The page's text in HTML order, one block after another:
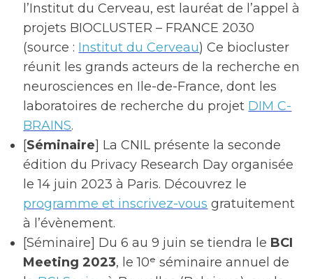
l’Institut du Cerveau, est lauréat de l’appel à
projets BIOCLUSTER – FRANCE 2030
(source : Institut du Cerveau) Ce biocluster
réunit les grands acteurs de la recherche en
neurosciences en Ile-de-France, dont les
laboratoires de recherche du projet DIM C-
BRAINS.
[Séminaire] La CNIL présente la seconde
édition du Privacy Research Day organisée
le 14 juin 2023 à Paris. Découvrez le
programme et inscrivez-vous gratuitement
à l’évènement.
[Séminaire] Du 6 au 9 juin se tiendra le BCI
Meeting 2023, le 10ᵉ séminaire annuel de